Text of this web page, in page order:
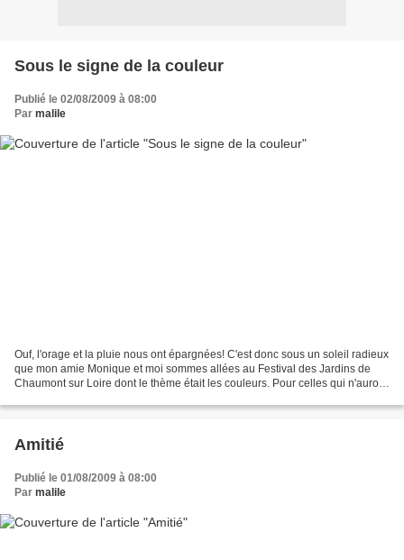
Sous le signe de la couleur
Publié le 02/08/2009 à 08:00
Par malile
Ouf, l'orage et la pluie nous ont épargnées! C'est donc sous un soleil radieux
que mon amie Monique et moi sommes allées au Festival des Jardins de
Chaumont sur Loire dont le thème était les couleurs. Pour celles qui n'auront
Amitié
Publié le 01/08/2009 à 08:00
Par malile